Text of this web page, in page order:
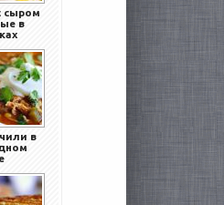
сыром
в
в